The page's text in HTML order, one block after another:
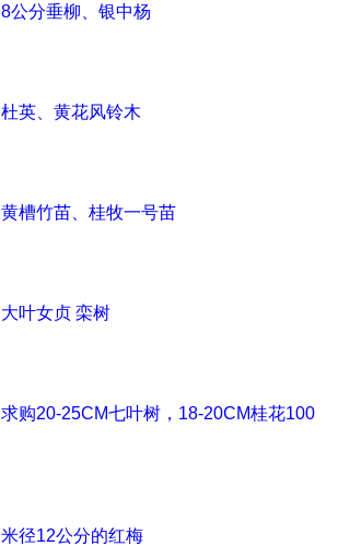
8公分垂柳、银中杨
杜英、黄花风铃木
黄槽竹苗、桂牧一号苗
大叶女贞 栾树
求购20-25CM七叶树，18-20CM桂花100
米径12公分的红梅